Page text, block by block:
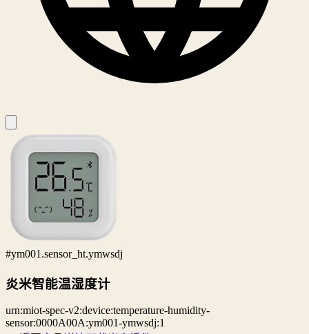
#ym001.sensor_ht.ymwsdj
炎米智能温湿度计
urn:miot-spec-v2:device:temperature-humidity-
sensor:0000A00A:ym001-ymwsdj:1